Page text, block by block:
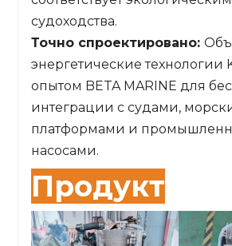
судоходства.
Точно спроектировано:
энергетические технологии
опытом BETA MARINE для
интеграции с судами,
платформами и
насосами.
Продукт